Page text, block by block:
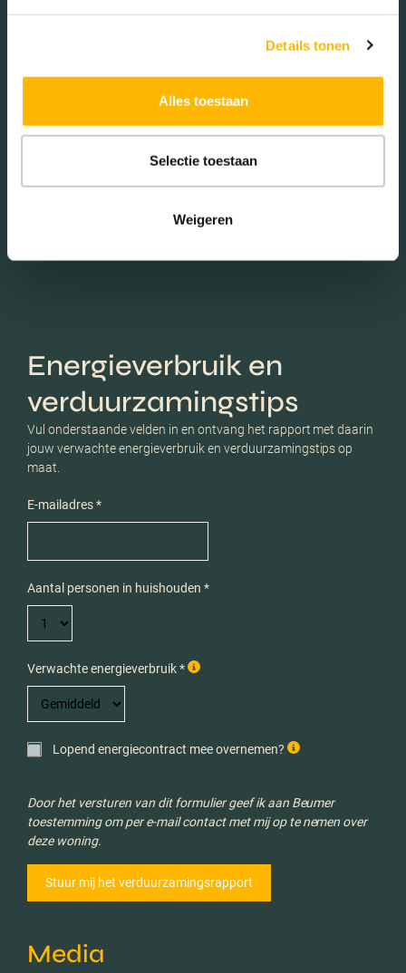
Details tonen
Alles toestaan
Selectie toestaan
Weigeren
300
Schaduwwijzer
Energieverbruik en
verduurzamingstips
Vul onderstaande velden in en ontvang het rapport met daarin
jouw verwachte energieverbruik en verduurzamingstips op
maat.
E-mailadres *
Aantal personen in huishouden *
Verwachte energieverbruik *
Lopend energiecontract mee overnemen?
Door het versturen van dit formulier geef ik aan Beumer
toestemming om per e-mail contact met mij op te nemen over
deze woning.
Media